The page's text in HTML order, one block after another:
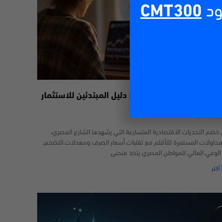
عبر الإنترنت في مصر: دليل المبتدئين للاستثمار
29/06/
التحديات الاقتصادية المتسارعة التي يشهدها الشارع المصري،
المستمرة للتأقلم مع تقلبات أسعار الصرف ومعدلات التضخم،
الوعي المالي للمواطن المصري يتخذ منحنى
أكثر
CMT300